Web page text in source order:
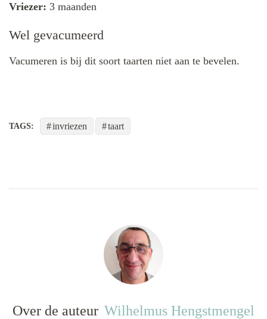
Vriezer: 3 maanden
Wel gevacumeerd
Vacumeren is bij dit soort taarten niet aan te bevelen.
TAGS: invriezen taart
Over de auteur Wilhelmus Hengstmengel